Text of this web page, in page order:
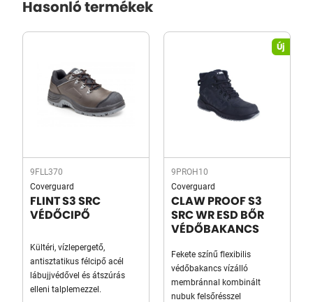
Hasonló termékek
9FLL370
Coverguard
FLINT S3 SRC
VÉDŐCIPŐ
Kültéri, vízlepergető,
antisztatikus félcipő acél
lábujjvédővel és átszúrás
elleni talplemezzel.
Új
9PROH10
Coverguard
CLAW PROOF S3
SRC WR ESD BŐR
VÉDŐBAKANCS
Fekete színű flexibilis
védőbakancs vízálló
membránnal kombinált
nubuk felsőrésszel